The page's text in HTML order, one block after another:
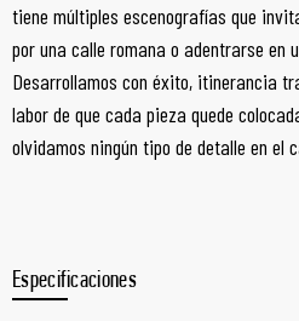
tiene múltiples escenografías que
por una calle romana o adentrarse en
Desarrollamos con éxito, itinerancia
labor de que cada pieza quede
olvidamos ningún tipo de detalle en el
Especificaciones